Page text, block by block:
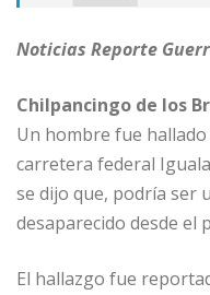
Noticias Reporte
Chilpancingo de los
Un hombre fue
carretera federal
se dijo que, podría ser
desaparecido desde el
El hallazgo fue